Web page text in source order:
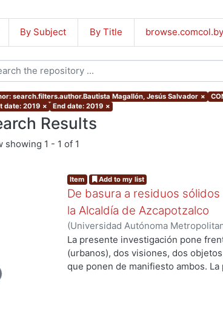
By Subject By Title
search.filters.author.Bautista Magallón, Jesús Salvador ×
date: 2019 × End date: 2019 ×
Results
showing 1 - 1 of 1
Item Add to my list
De basura a residuos
la Alcaldía de Azcapotzalco
(Universidad Autónoma
de Servicios de Información.,2019-
La presente investigación pone
(urbanos), dos visiones, dos
que ponen de manifiesto ambos.